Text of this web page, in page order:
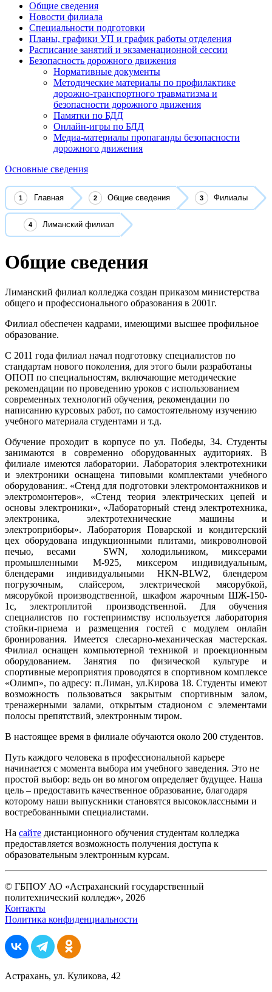
Общие сведения
Новости филиала
Специальности подготовки
Планы, графики УП и график работы отделения
Расписание занятий и экзаменационной сессии
Безопасность дорожного движения
Нормативные документы
Методические материалы по профилактике
дорожно-транспортного травматизма и
безопасности дорожного движения
Памятки по БДД
Онлайн-игры по БДД
Медиа-материалы пропаганды безопасности
дорожного движения
Основные сведения
Главная Общие сведения Филиалы
Лиманский филиал
Общие сведения
Лиманский филиал колледжа создан приказом министерства
общего и профессионального образования в 2001г.
Филиал обеспечен кадрами, имеющими высшее профильное
образование.
С 2011 года филиал начал подготовку специалистов по
стандартам нового поколения, для этого были разработаны
ОПОП по специальностям, включающие методические
рекомендации по проведению уроков с использованием
современных технологий обучения, рекомендации по
написанию курсовых работ, по самостоятельному изучению
учебного материала студентами и т.д.
Обучение проходит в корпусе по ул. Победы, 34. Студенты
занимаются в современно оборудованных аудиториях. В
филиале имеются лаборатории. Лаборатория электротехники
и электроники оснащена типовыми комплектами учебного
оборудования:. «Стенд для подготовки электромонтажников и
электромонтеров», «Стенд теория электрических цепей и
основы электроники», «Лабораторный стенд электротехника,
электроника, электротехнические машины и
электроприборы». Лаборатория Поварской и кондитерский
цех оборудована индукционными плитами, микроволновой
печью, весами SWN, холодильником, миксерами
промышленными M-925, миксером индивидуальным,
блендерами индивидуальными HKN-BLW2, блендером
погрузочным, слайсером, электрической мясорубкой,
мясорубкой производственной, шкафом жарочным ШЖ-150-
1с, электроплитой производственной. Для обучения
специалистов по гостеприимству используется лаборатория
стойки-приема и размещения гостей с модулем онлайн
бронирования. Имеется слесарно-механическая мастерская.
Филиал оснащен компьютерной техникой и проекционным
оборудованием. Занятия по физической культуре и
спортивные мероприятия проводятся в спортивном комплексе
«Олимп», по адресу: п.Лиман, ул.Кирова 18. Студенты имеют
возможность пользоваться закрытым спортивным залом,
тренажерными залами, открытым стадионом с элементами
полосы препятствий, электронным тиром.
В настоящее время в филиале обучаются около 200 студентов.
Путь каждого человека в профессиональной карьере
начинается с момента выбора им учебного заведения. Это не
простой выбор: ведь он во многом определяет будущее. Наша
цель – предоставить качественное образование, благодаря
которому наши выпускники становятся высококлассными и
востребованными специалистами.
На сайте дистанционного обучения студентам колледжа
предоставляется возможность получения доступа к
образовательным электронным курсам.
© ГБПОУ АО «Астраханский государственный
политехнический колледж», 2026
Контакты
Политика конфиденциальности
Астрахань, ул. Куликова, 42